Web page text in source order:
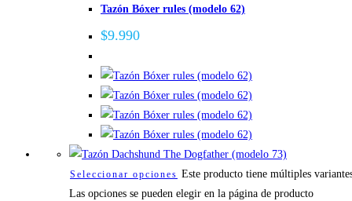
Tazón Bóxer rules (modelo 62)
$9.990
Seleccionar opciones Este producto tiene múltiples
Las opciones se pueden elegir en la página de producto